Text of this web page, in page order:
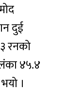
दुई
रनको
४५.४
।